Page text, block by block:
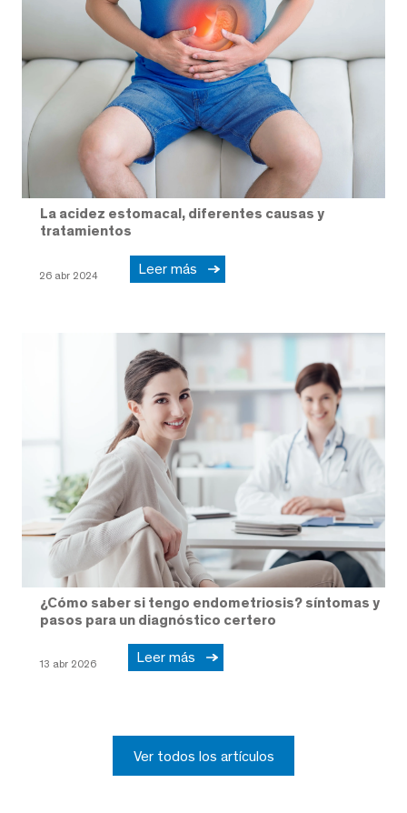
La acidez estomacal, diferentes causas y
tratamientos
26 abr 2024 Leer más
¿Cómo saber si tengo endometriosis? síntomas y
pasos para un diagnóstico certero
13 abr 2026 Leer más
Ver todos los artículos